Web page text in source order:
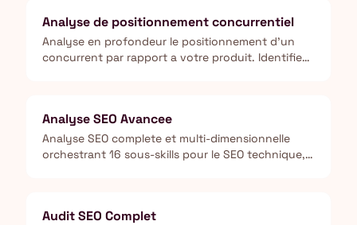
Analyse de positionnement concurrentiel
Analyse en profondeur le positionnement d'un
concurrent par rapport a votre produit. Identifie
Analyse SEO Avancee
Analyse SEO complete et multi-dimensionnelle
orchestrant 16 sous-skills pour le SEO technique,
Audit SEO Complet